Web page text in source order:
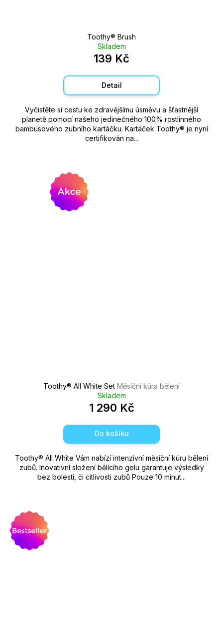
Toothy®️ Brush
Skladem
139 Kč
Detail
Vyčistěte si cestu ke zdravějšímu úsměvu a šťastnější
planetě pomocí našeho jedinečného 100% rostlinného
bambusového zubního kartáčku. Kartáček Toothy®️ je nyní
certifikován na...
Toothy® All White Set Měsíční kúra bělení
Skladem
1 290 Kč
Do košíku
Toothy®️ All White Vám nabízí intenzivní měsíční kúru bělení
zubů. Inovativní složení bělícího gelu garantuje výsledky
bez bolesti, či citlivosti zubů Pouze 10 minut...